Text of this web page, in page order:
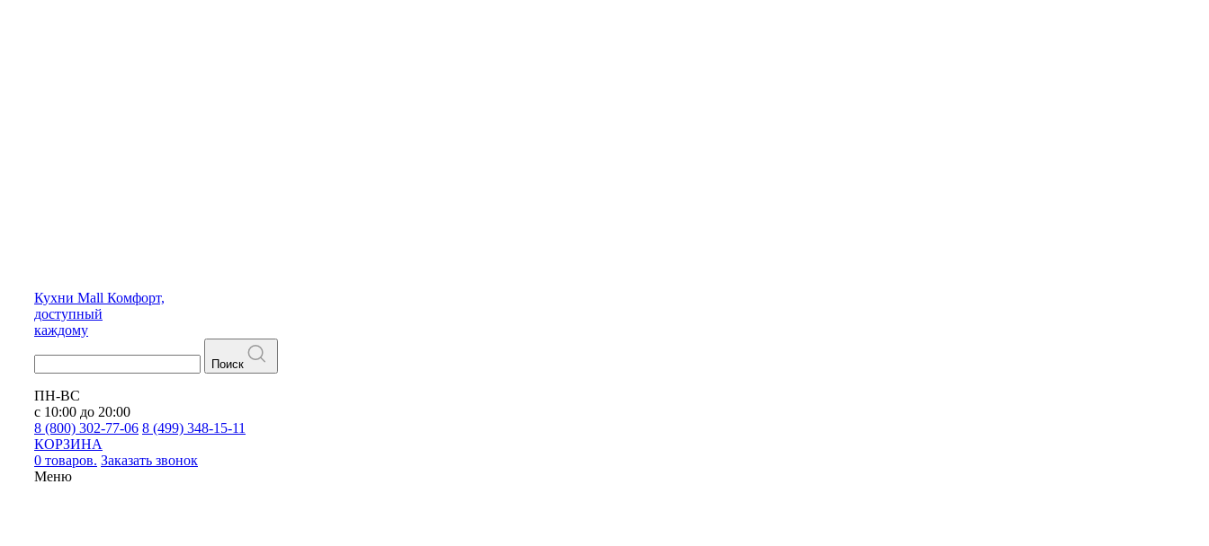
Кухни Mall Комфорт,
доступный
каждому
Поиск
ПН-ВС
с 10:00 до 20:00
8 (800) 302-77-06 8 (499) 348-15-11
КОРЗИНА
0 товаров. Заказать звонок
Меню